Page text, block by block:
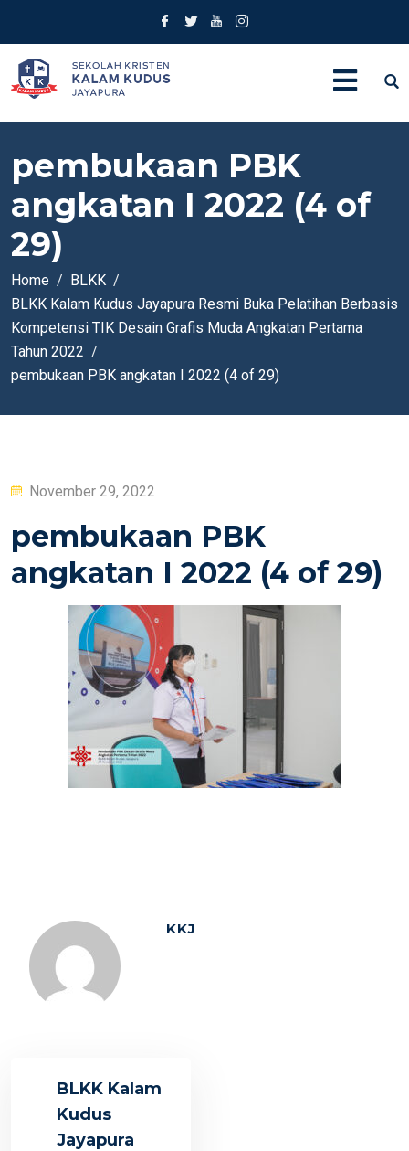
pembukaan PBK
angkatan I 2022 (4 of
29)
Home
BLKK
BLKK Kalam Kudus Jayapura Resmi Buka Pelatihan Berbasis
Kompetensi TIK Desain Grafis Muda Angkatan Pertama
Tahun 2022
pembukaan PBK angkatan I 2022 (4 of 29)
Posted
November 29, 2022
pembukaan PBK
angkatan I 2022 (4 of 29)
KKJ
BLKK Kalam
Kudus
Jayapura